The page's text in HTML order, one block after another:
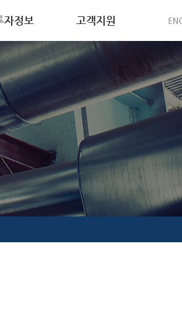
자정보
IR소식
고객지원
고객문의
부정제보